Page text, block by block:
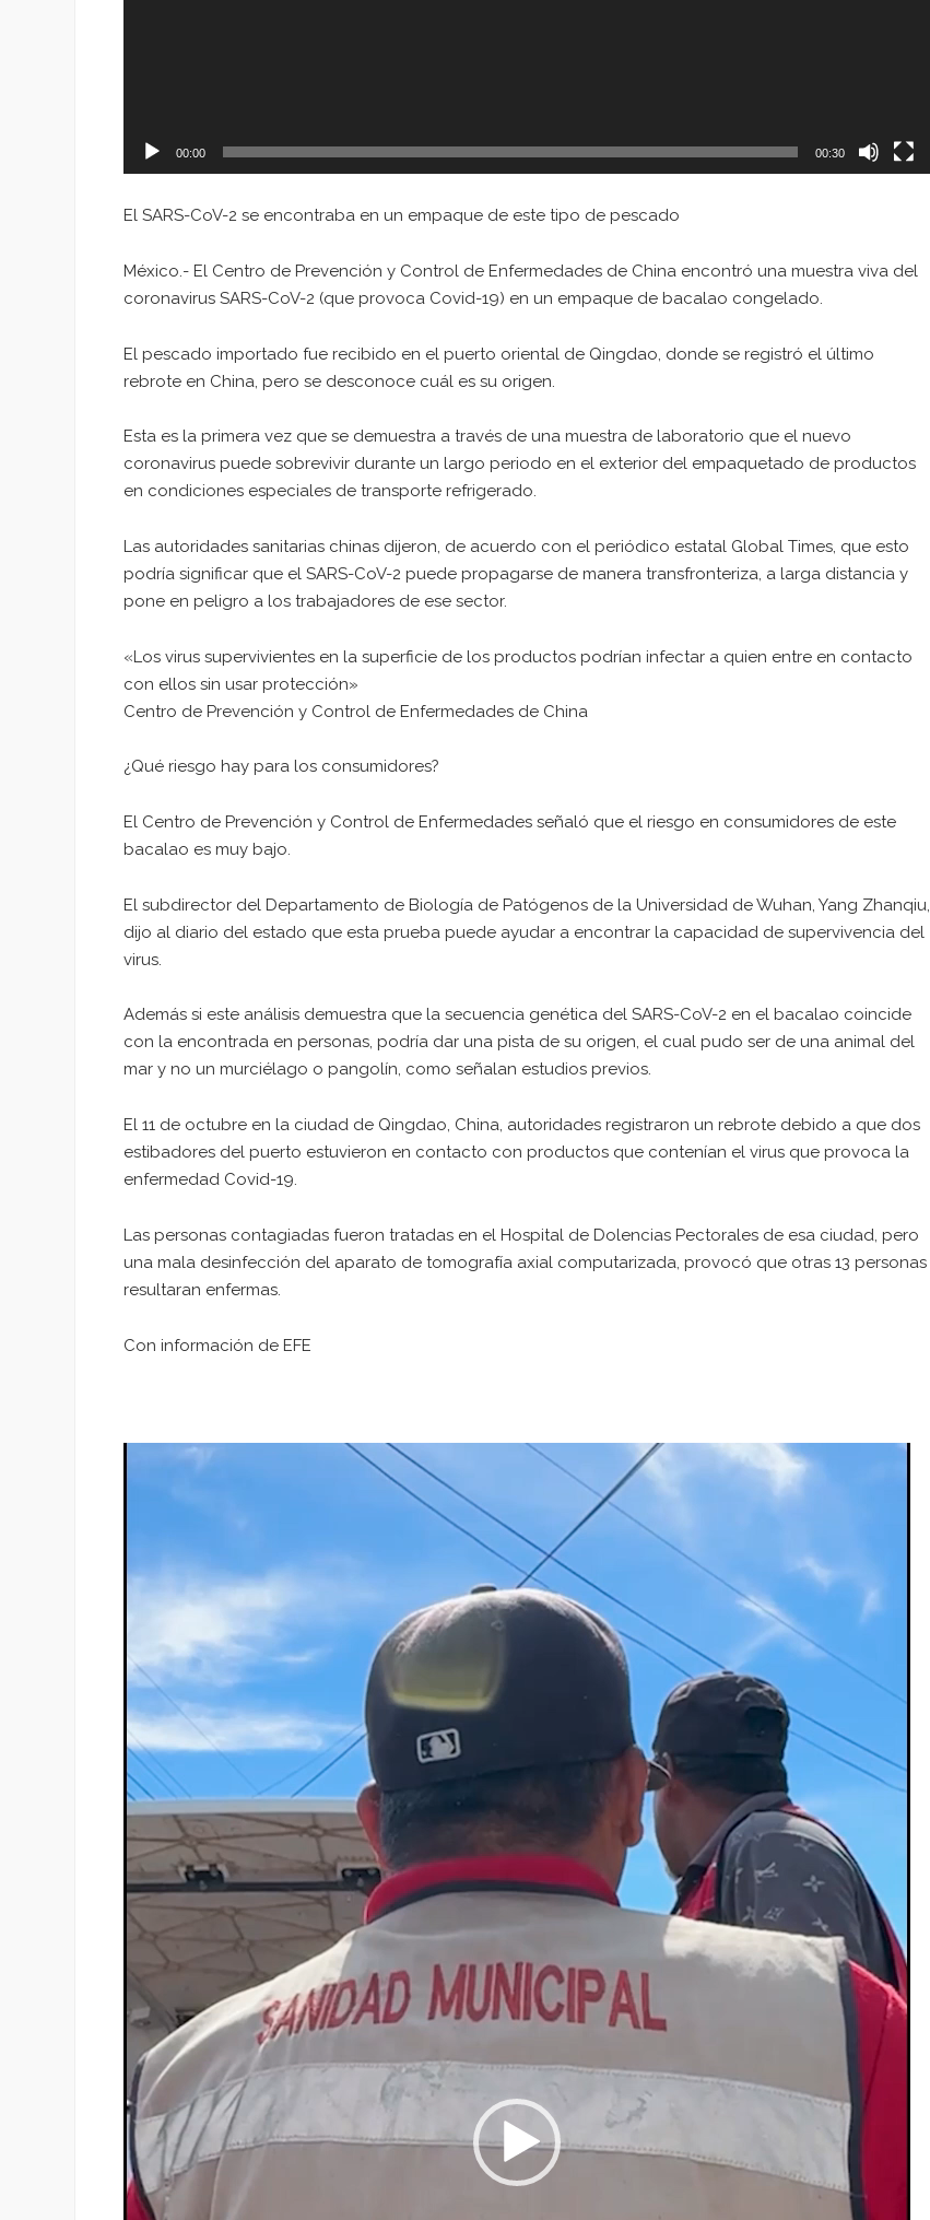
00:00 00:30
El SARS-CoV-2 se encontraba en un empaque de este tipo de pescado
México.- El Centro de Prevención y Control de Enfermedades de China encontró una muestra viva del
coronavirus SARS-CoV-2 (que provoca Covid-19) en un empaque de bacalao congelado.
El pescado importado fue recibido en el puerto oriental de Qingdao, donde se registró el último
rebrote en China, pero se desconoce cuál es su origen.
Esta es la primera vez que se demuestra a través de una muestra de laboratorio que el nuevo
coronavirus puede sobrevivir durante un largo periodo en el exterior del empaquetado de productos
en condiciones especiales de transporte refrigerado.
Las autoridades sanitarias chinas dijeron, de acuerdo con el periódico estatal Global Times, que esto
podría significar que el SARS-CoV-2 puede propagarse de manera transfronteriza, a larga distancia y
pone en peligro a los trabajadores de ese sector.
«Los virus supervivientes en la superficie de los productos podrían infectar a quien entre en contacto
con ellos sin usar protección»
Centro de Prevención y Control de Enfermedades de China
¿Qué riesgo hay para los consumidores?
El Centro de Prevención y Control de Enfermedades señaló que el riesgo en consumidores de este
bacalao es muy bajo.
El subdirector del Departamento de Biología de Patógenos de la Universidad de Wuhan, Yang Zhanqiu,
dijo al diario del estado que esta prueba puede ayudar a encontrar la capacidad de supervivencia del
virus.
Además si este análisis demuestra que la secuencia genética del SARS-CoV-2 en el bacalao coincide
con la encontrada en personas, podría dar una pista de su origen, el cual pudo ser de una animal del
mar y no un murciélago o pangolín, como señalan estudios previos.
El 11 de octubre en la ciudad de Qingdao, China, autoridades registraron un rebrote debido a que dos
estibadores del puerto estuvieron en contacto con productos que contenían el virus que provoca la
enfermedad Covid-19.
Las personas contagiadas fueron tratadas en el Hospital de Dolencias Pectorales de esa ciudad, pero
una mala desinfección del aparato de tomografía axial computarizada, provocó que otras 13 personas
resultaran enfermas.
Con información de EFE
Reproductor